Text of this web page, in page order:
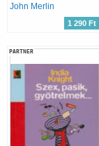
John Merlin
1 290 Ft
PARTNER